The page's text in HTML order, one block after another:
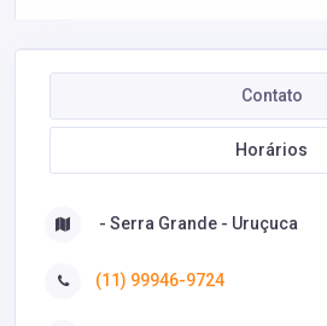
Contato
Horários
- Serra Grande - Uruçuca
(11) 99946-9724